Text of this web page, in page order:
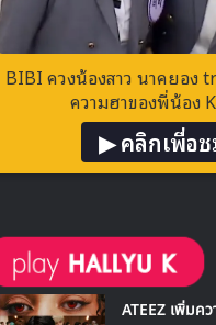
BIBI ควงน้องสาว นาคยอง
ความฮาของพี่น้อง
▶ คลิกเพื่อ
ATEEZ เพิ่มค